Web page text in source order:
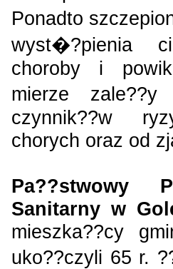
Ponadto
wyst�?pienia
choroby i
mierze
czynnik??w
chorych oraz od
Pa??stwowy
Sanitarny w
mieszka??cy
uko??czyli 65 r.